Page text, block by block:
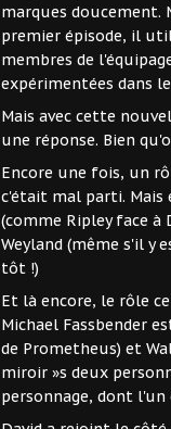
marques doucement.
premier épisode, il
membres de
expérimentées dans
Mais avec cette
une réponse. Bien
Encore une fois, un
c'était mal parti. Mais
(comme Ripley face à
Weyland (même s'il y
tôt !)
Et là encore, le rôle
Michael Fassbender
de Prometheus) et
miroir »s deux
personnage, dont